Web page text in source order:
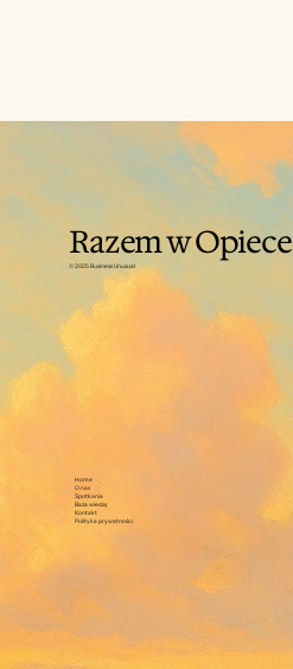
Razem w Opiece
© 2025 Business Unusual
Home
O nas
Spotkania
Baza wiedzy
Kontakt
Polityka prywatności